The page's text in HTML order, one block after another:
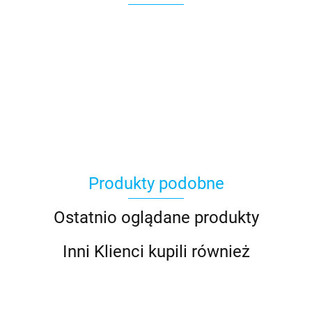
Produkty podobne
Ostatnio oglądane produkty
Inni Klienci kupili również